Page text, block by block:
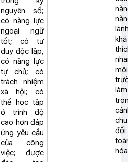
nguyên số;
có năng lực
ngoại ngữ
tốt; có tư
duy độc lập,
có năng lực
tự chủ; có
trách nhiệm
xã hội; có
thể học tập
ở trình độ
cao hơn đáp
ứng yêu cầu
của công
việc; được
môi
đổi